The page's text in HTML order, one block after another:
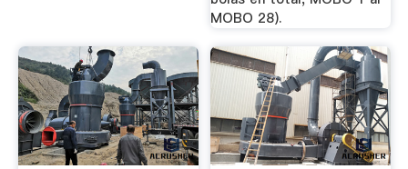
MOBO 28).